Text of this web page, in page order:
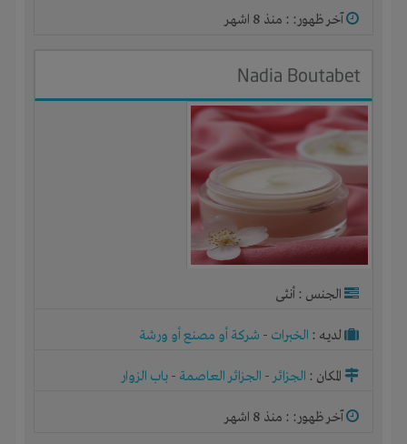
آخر ظهور: : منذ 8 اشهر
Nadia Boutabet
الجنس : أنثى
لديـه : الخبرات - شركة أو مصنع أو ورشة
المكان : الجزائر- الجزائر العاصمة - باب الزوار
آخر ظهور: : منذ 8 اشهر